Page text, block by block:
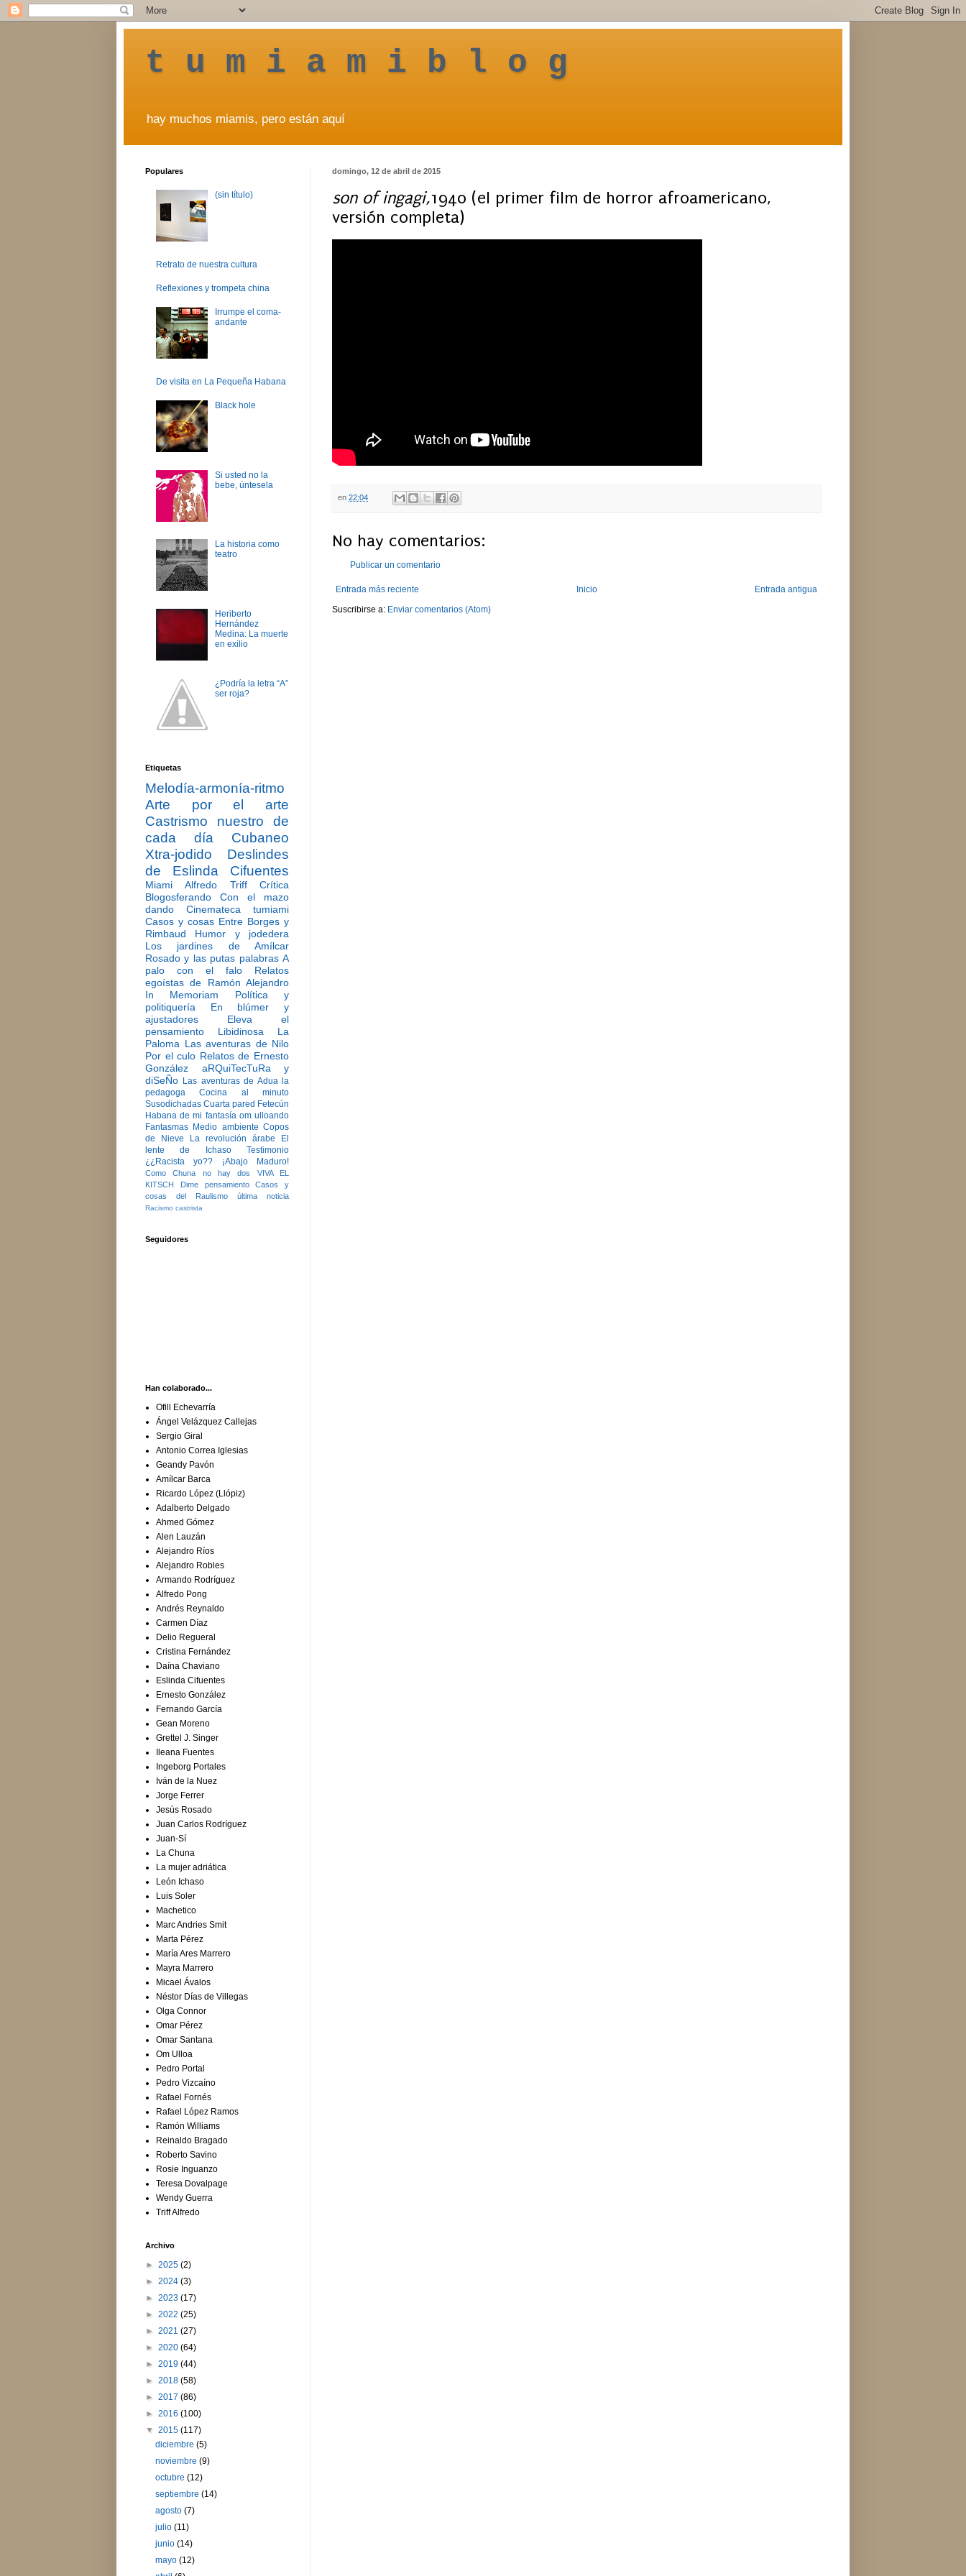
t u m i a m i b l o g
hay muchos miamis, pero están aquí
domingo, 12 de abril de 2015
son of ingagi,1940 (el primer film de horror afroamericano,
versión completa)
en 22:04
No hay comentarios:
Publicar un comentario
Entrada más reciente Entrada antigua
Inicio
Suscribirse a: Enviar comentarios (Atom)
Populares
(sin título)
Retrato de nuestra cultura
Reflexiones y trompeta china
Irrumpe el coma-
andante
De visita en La Pequeña Habana
Black hole
Si usted no la
bebe, úntesela
La historia como
teatro
Heriberto
Hernández
Medina: La muerte
en exilio
¿Podría la letra “A”
ser roja?
Etiquetas
Melodía-armonía-ritmo
Arte por el arte
Castrismo nuestro de
cada día
Cubaneo
Xtra-jodido
Deslindes
de Eslinda Cifuentes
Miami Alfredo Triff
Crítica
Blogosferando
Con el mazo
dando
Cinemateca tumiami
Casos y cosas Entre Borges y
Rimbaud
Humor y jodedera
Los jardines de Amílcar
Rosado y las putas palabras A
palo con el falo
Relatos
egoístas de Ramón Alejandro
In Memoriam
Política y
politiquería
En blúmer y
ajustadores
Eleva el
pensamiento
Libidinosa
La
Paloma Las aventuras de Nilo
Por el culo Relatos de Ernesto
González
aRQuiTecTuRa y
diSeÑo Las aventuras de Adua la
pedagoga
Cocina al minuto
Susodichadas Cuarta pared Fetecún
Habana de mi fantasía om ulloando
Fantasmas Medio ambiente Copos
de Nieve
La revolución árabe
El
lente de Ichaso
Testimonio
¿¿Racista yo??
¡Abajo Maduro!
Como Chuna no hay dos
VIVA EL
KITSCH
Dime pensamiento
Casos y
cosas del Raulismo
última noticia
Racismo castrista
Seguidores
Han colaborado...
Ofill Echevarría
Ángel Velázquez Callejas
Sergio Giral
Antonio Correa Iglesias
Geandy Pavón
Amílcar Barca
Ricardo López (Llópiz)
Adalberto Delgado
Ahmed Gómez
Alen Lauzán
Alejandro Ríos
Alejandro Robles
Armando Rodríguez
Alfredo Pong
Andrés Reynaldo
Carmen Díaz
Delio Regueral
Cristina Fernández
Daína Chaviano
Eslinda Cifuentes
Ernesto González
Fernando García
Gean Moreno
Grettel J. Singer
Ileana Fuentes
Ingeborg Portales
Iván de la Nuez
Jorge Ferrer
Jesús Rosado
Juan Carlos Rodríguez
Juan-Sí
La Chuna
La mujer adriática
León Ichaso
Luis Soler
Machetico
Marc Andries Smit
Marta Pérez
María Ares Marrero
Mayra Marrero
Micael Ávalos
Néstor Días de Villegas
Olga Connor
Omar Pérez
Omar Santana
Om Ulloa
Pedro Portal
Pedro Vizcaíno
Rafael Fornés
Rafael López Ramos
Ramón Williams
Reinaldo Bragado
Roberto Savino
Rosie Inguanzo
Teresa Dovalpage
Wendy Guerra
Triff Alfredo
Archivo
► 2025 (2)
► 2024 (3)
► 2023 (17)
► 2022 (25)
► 2021 (27)
► 2020 (64)
► 2019 (44)
► 2018 (58)
► 2017 (86)
► 2016 (100)
▼ 2015 (117)
diciembre(5)
noviembre(9)
octubre(12)
septiembre(14)
agosto(7)
julio(11)
junio(14)
mayo(12)